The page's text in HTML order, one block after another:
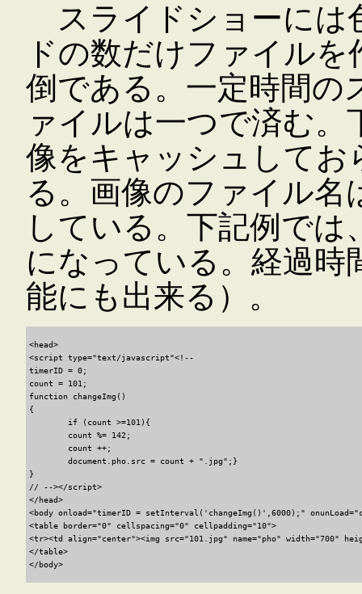
スライドショーには
ドの数だけファイル
倒である。一定時間の
ァイルは一つで済む
像をキャッシュしてお
る。画像のファイル名
している。下記例では
になっている。経過時
能にも出来る）。
<head>
<script type="text/javascript"<!--
timerID = 0;
count = 101;
function changeImg()
{
}
// --></script>
</head>
<body onload="timerID = setInterval('changeImg()',6000);"
<table border="0" cellspacing="0" cellpadding="10">
<tr><td align="center"><img src="101.jpg" name="pho" width="700"
</table>
</body>